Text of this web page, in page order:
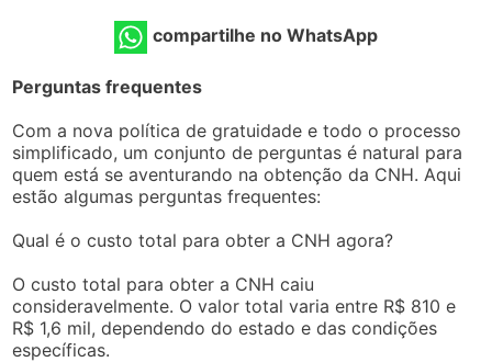
compartilhe no WhatsApp
Perguntas frequentes
Com a nova política de gratuidade e todo o processo
simplificado, um conjunto de perguntas é natural para
quem está se aventurando na obtenção da CNH. Aqui
estão algumas perguntas frequentes:
Qual é o custo total para obter a CNH agora?
O custo total para obter a CNH caiu
consideravelmente. O valor total varia entre R$ 810 e
R$ 1,6 mil, dependendo do estado e das condições
específicas.